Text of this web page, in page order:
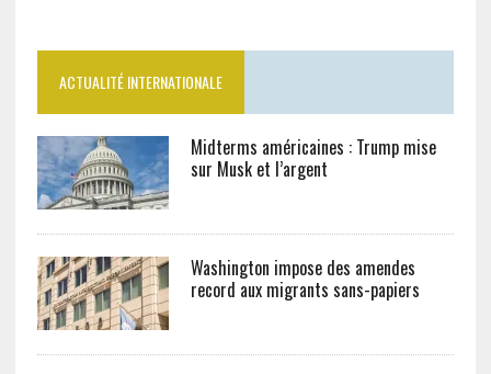
ACTUALITÉ INTERNATIONALE
Midterms américaines : Trump mise
sur Musk et l’argent
Washington impose des amendes
record aux migrants sans-papiers